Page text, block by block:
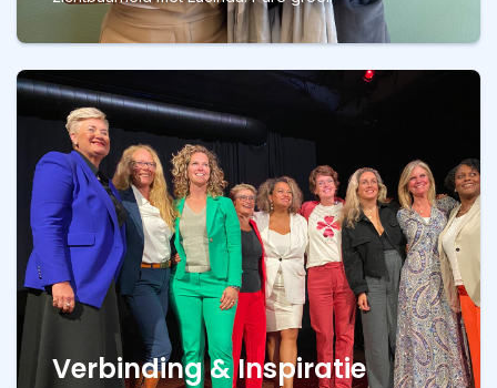
Verbinding & Inspiratie